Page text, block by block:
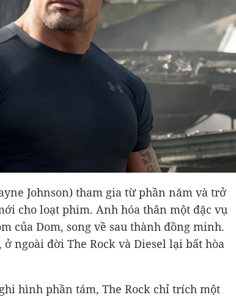
Johnson) tham gia từ phần năm và trở
cho loạt phim. Anh hóa thân một đặc vụ
của Dom, song về sau thành đồng minh.
ngoài đời The Rock và Diesel lại bất hòa
hình phần tám, The Rock chỉ trích một